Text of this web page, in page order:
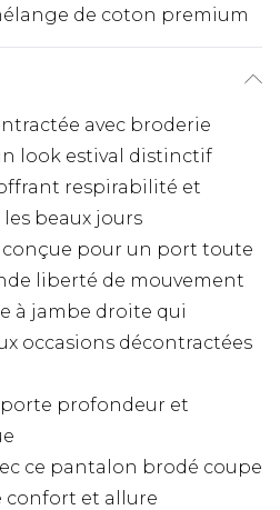
de coton premium
avec broderie
look estival distinctif
respirabilité et
beaux jours
pour un port toute
liberté de mouvement
à jambe droite qui
occasions décontractées
profondeur et
ce pantalon brodé coupe
confort et allure